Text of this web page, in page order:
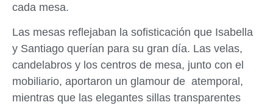
cada mesa.
Las mesas reflejaban la sofisticación que Isabella
y Santiago querían para su gran día. Las velas,
candelabros y los centros de mesa, junto con el
mobiliario, aportaron un glamour de atemporal,
mientras que las elegantes sillas transparentes